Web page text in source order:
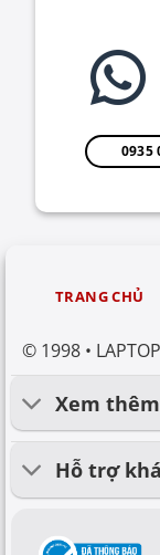
0935
© 1998 •
TRANG CHỦ
Xem
Hỗ trợ